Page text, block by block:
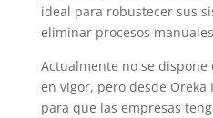
ideal para robustecer sus
eliminar procesos
Actualmente no se
en vigor, pero desde Oreka
para que las empresas